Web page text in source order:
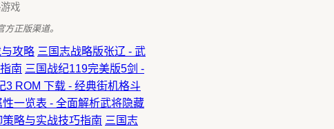
戏
正版渠道。
攻略 三国志战略版张辽 - 武
南 三国战纪119完美版5剑 -
3 ROM 下载 - 经典街机格斗
一览表 - 全面解析武将隐藏
略与实战技巧指南 三国志